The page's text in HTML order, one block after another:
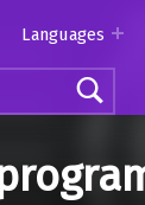
Languages